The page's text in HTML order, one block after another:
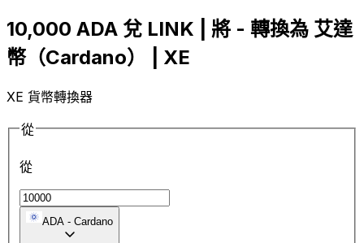
10,000 ADA 兌 LINK | 將 - 轉換為 艾達
幣（Cardano） | XE
XE 貨幣轉換器
從
從
ADA - Cardano